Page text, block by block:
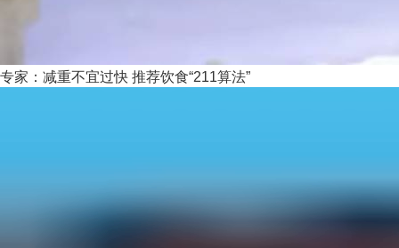
专家：减重不宜过快 推荐饮食“211算法”